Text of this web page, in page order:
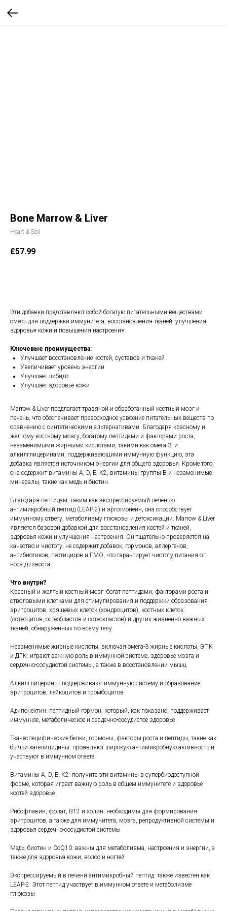
Bone Marrow & Liver
Heart & Soil
£57.99
Эти добавки представляют собой богатую питательными веществами
смесь для поддержки иммунитета, восстановления тканей, улучшения
здоровья кожи и повышения настроения.
Ключевые преимущества:
Улучшает восстановление костей, суставов и тканей
Увеличивает уровень энергии
Улучшает либидо
Улучшает здоровье кожи
Marrow & Liver предлагает травяной и обработанный костный мозг и
печень, что обеспечивает превосходное усвоение питательных веществ по
сравнению с синтетическими альтернативами. Благодаря красному и
желтому костному мозгу, богатому пептидами и факторами роста,
незаменимыми жирными кислотами, такими как омега-3, и
алкилглицеринами, поддерживающими иммунную функцию, эта
добавка является источником энергии для общего здоровья. Кроме того,
она содержит витамины A, D, E, K2, витамины группы B и незаменимые
минералы, такие как медь и биотин.
Благодаря пептидам, таким как экспрессируемый печенью
антимикробный пептид (LEAP-2) и эрготионеин, она способствует
иммунному ответу, метаболизму глюкозы и детоксикации. Marrow & Liver
является базовой добавкой для восстановления костей и тканей,
здоровья кожи и улучшения настроения. Он тщательно проверяется на
качество и чистоту, не содержит добавок, гормонов, аллергенов,
антибиотиков, пестицидов и ГМО, что гарантирует чистоту питания от
носа до хвоста.
Что внутри?
Красный и желтый костный мозг: богат пептидами, факторами роста и
стволовыми клетками для стимулирования и поддержки образования
эритроцитов, хрящевых клеток (хондроцитов), костных клеток
(остеоцитов, остеобластов и остеокластов) и других жизненно важных
тканей, обнаруженных по всему телу
Незаменимые жирные кислоты, включая омега-3 жирные кислоты, ЭПК
и ДГК: играют важную роль в иммунной системе, здоровье мозга и
сердечно-сосудистой системы, а также в восстановлении мышц
Алкилглицерины: поддерживают иммунную систему и образование
эритроцитов, лейкоцитов и тромбоцитов
Адипонектин: пептидный гормон, который, как показано, поддерживает
иммунное, метаболическое и сердечно-сосудистое здоровье
Тканеспецифические белки, гормоны, факторы роста и пептиды, такие как
бычьи кателицидины: проявляют широкую антимикробную активность и
участвуют в иммунном ответе
Витамины A, D, E, K2: получите эти витамины в супербиодоступной
форме, которая играет важную роль в общем иммунитете и здоровье
костей здоровье
Рибофлавин, фолат, B12 и холин: необходимы для формирования
эритроцитов, а также для иммунитета, мозга, репродуктивной системы и
здоровья сердечно-сосудистой системы
Медь, биотин и CoQ10: важны для метаболизма, настроения и энергии, а
также для здоровья кожи, волос и ногтей
Экспрессируемый в печени антимикробный пептид: также известен как
LEAP-2. Этот пептид участвует в иммунном ответе и метаболизме
глюкозы